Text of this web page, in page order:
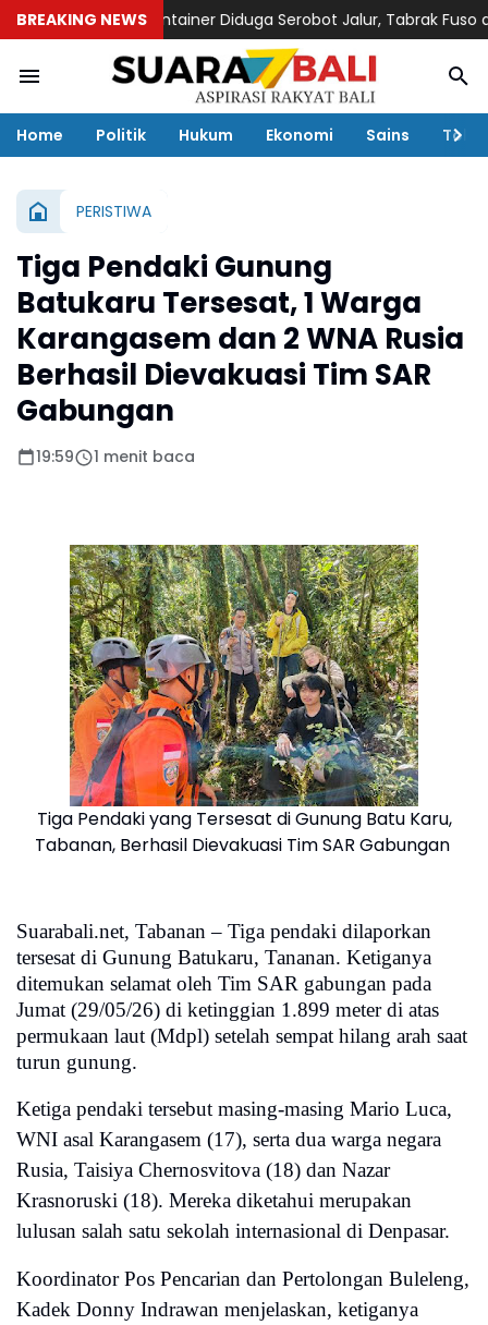
BREAKING NEWS
Truk Kontainer Diduga Serobot Jalur, Tabrak Fuso di
Home Politik Hukum Ekonomi Sains
PERISTIWA
Tiga Pendaki Gunung
Batukaru Tersesat, 1 Warga
Karangasem dan 2 WNA Rusia
Berhasil Dievakuasi Tim SAR
Gabungan
19:59 1 menit baca
Tiga Pendaki yang Tersesat di Gunung Batu Karu,
Tabanan, Berhasil Dievakuasi Tim SAR Gabungan
Suarabali.net, Tabanan – Tiga pendaki dilaporkan
tersesat di Gunung Batukaru, Tananan. Ketiganya
ditemukan selamat oleh Tim SAR gabungan pada
Jumat (29/05/26) di ketinggian 1.899 meter di atas
permukaan laut (Mdpl) setelah sempat hilang arah saat
turun gunung.
Ketiga pendaki tersebut masing-masing Mario Luca,
WNI asal Karangasem (17), serta dua warga negara
Rusia, Taisiya Chernosvitova (18) dan Nazar
Krasnoruski (18). Mereka diketahui merupakan
lulusan salah satu sekolah internasional di Denpasar.
Koordinator Pos Pencarian dan Pertolongan Buleleng,
Kadek Donny Indrawan menjelaskan, ketiganya